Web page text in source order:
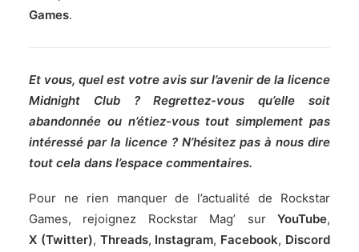
Games.
Et vous, quel est votre avis sur l’avenir de la licence
Midnight Club ? Regrettez-vous qu’elle soit
abandonnée ou n’étiez-vous tout simplement pas
intéressé par la licence ? N’hésitez pas à nous dire
tout cela dans l’espace commentaires.
Pour ne rien manquer de l’actualité de Rockstar
Games, rejoignez Rockstar Mag’ sur YouTube,
X (Twitter), Threads, Instagram, Facebook, Discord